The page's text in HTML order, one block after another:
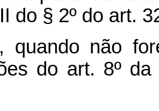
do § 2º do art.
quando não
do art. 8º